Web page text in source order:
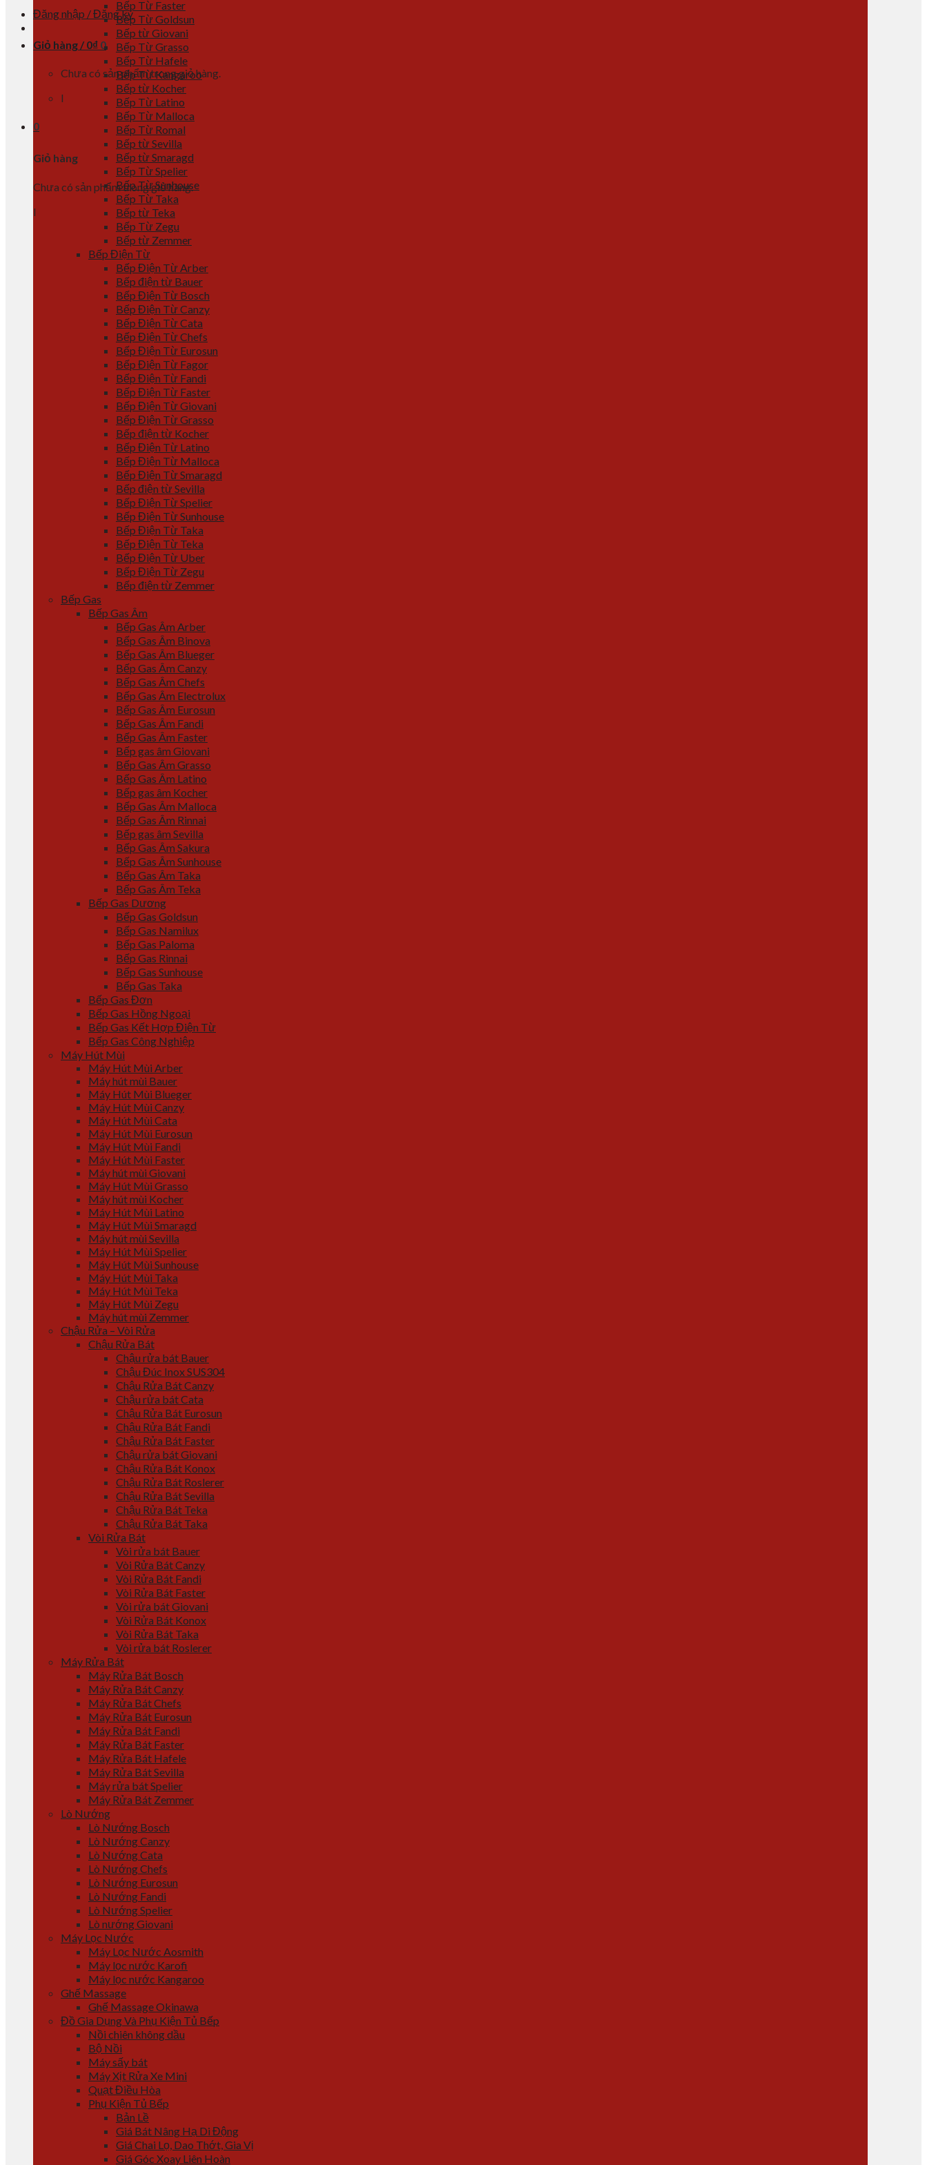
Đăng nhập / Đăng ký
Giỏ hàng / 0₫ 0
Chưa có sản phẩm trong giỏ hàng.
l
0
Giỏ hàng
Chưa có sản phẩm trong giỏ hàng.
l
Bếp Từ Faster
Bếp Từ Goldsun
Bếp từ Giovani
Bếp Từ Grasso
Bếp Từ Hafele
Bếp Từ Kangaroo
Bếp từ Kocher
Bếp Từ Latino
Bếp Từ Malloca
Bếp Từ Romal
Bếp từ Sevilla
Bếp từ Smaragd
Bếp Từ Spelier
Bếp Từ Sunhouse
Bếp Từ Taka
Bếp từ Teka
Bếp Từ Zegu
Bếp từ Zemmer
Bếp Điện Từ
Bếp Điện Từ Arber
Bếp điện từ Bauer
Bếp Điện Từ Bosch
Bếp Điện Từ Canzy
Bếp Điện Từ Cata
Bếp Điện Từ Chefs
Bếp Điện Từ Eurosun
Bếp Điện Từ Fagor
Bếp Điện Từ Fandi
Bếp Điện Từ Faster
Bếp Điện Từ Giovani
Bếp Điện Từ Grasso
Bếp điện từ Kocher
Bếp Điện Từ Latino
Bếp Điện Từ Malloca
Bếp Điện Từ Smaragd
Bếp điện từ Sevilla
Bếp Điện Từ Spelier
Bếp Điện Từ Sunhouse
Bếp Điện Từ Taka
Bếp Điện Từ Teka
Bếp Điện Từ Uber
Bếp Điện Từ Zegu
Bếp điện từ Zemmer
Bếp Gas
Bếp Gas Âm
Bếp Gas Âm Arber
Bếp Gas Âm Binova
Bếp Gas Âm Blueger
Bếp Gas Âm Canzy
Bếp Gas Âm Chefs
Bếp Gas Âm Electrolux
Bếp Gas Âm Eurosun
Bếp Gas Âm Fandi
Bếp Gas Âm Faster
Bếp gas âm Giovani
Bếp Gas Âm Grasso
Bếp Gas Âm Latino
Bếp gas âm Kocher
Bếp Gas Âm Malloca
Bếp Gas Âm Rinnai
Bếp gas âm Sevilla
Bếp Gas Âm Sakura
Bếp Gas Âm Sunhouse
Bếp Gas Âm Taka
Bếp Gas Âm Teka
Bếp Gas Dương
Bếp Gas Goldsun
Bếp Gas Namilux
Bếp Gas Paloma
Bếp Gas Rinnai
Bếp Gas Sunhouse
Bếp Gas Taka
Bếp Gas Đơn
Bếp Gas Hồng Ngoại
Bếp Gas Kết Hợp Điện Từ
Bếp Gas Công Nghiệp
Máy Hút Mùi
Máy Hút Mùi Arber
Máy hút mùi Bauer
Máy Hút Mùi Blueger
Máy Hút Mùi Canzy
Máy Hút Mùi Cata
Máy Hút Mùi Eurosun
Máy Hút Mùi Fandi
Máy Hút Mùi Faster
Máy hút mùi Giovani
Máy Hút Mùi Grasso
Máy hút mùi Kocher
Máy Hút Mùi Latino
Máy Hút Mùi Smaragd
Máy hút mùi Sevilla
Máy Hút Mùi Spelier
Máy Hút Mùi Sunhouse
Máy Hút Mùi Taka
Máy Hút Mùi Teka
Máy Hút Mùi Zegu
Máy hút mùi Zemmer
Chậu Rửa – Vòi Rửa
Chậu Rửa Bát
Chậu rửa bát Bauer
Chậu Đúc Inox SUS304
Chậu Rửa Bát Canzy
Chậu rửa bát Cata
Chậu Rửa Bát Eurosun
Chậu Rửa Bát Fandi
Chậu Rửa Bát Faster
Chậu rửa bát Giovani
Chậu Rửa Bát Konox
Chậu Rửa Bát Roslerer
Chậu Rửa Bát Sevilla
Chậu Rửa Bát Teka
Chậu Rửa Bát Taka
Vòi Rửa Bát
Vòi rửa bát Bauer
Vòi Rửa Bát Canzy
Vòi Rửa Bát Fandi
Vòi Rửa Bát Faster
Vòi rửa bát Giovani
Vòi Rửa Bát Konox
Vòi Rửa Bát Taka
Vòi rửa bát Roslerer
Máy Rửa Bát
Máy Rửa Bát Bosch
Máy Rửa Bát Canzy
Máy Rửa Bát Chefs
Máy Rửa Bát Eurosun
Máy Rửa Bát Fandi
Máy Rửa Bát Faster
Máy Rửa Bát Hafele
Máy Rửa Bát Sevilla
Máy rửa bát Spelier
Máy Rửa Bát Zemmer
Lò Nướng
Lò Nướng Bosch
Lò Nướng Canzy
Lò Nướng Cata
Lò Nướng Chefs
Lò Nướng Eurosun
Lò Nướng Fandi
Lò Nướng Spelier
Lò nướng Giovani
Máy Lọc Nước
Máy Lọc Nước Aosmith
Máy lọc nước Karofi
Máy lọc nước Kangaroo
Ghế Massage
Ghế Massage Okinawa
Đồ Gia Dụng Và Phụ Kiện Tủ Bếp
Nồi chiên không dầu
Bộ Nồi
Máy sấy bát
Máy Xịt Rửa Xe Mini
Quạt Điều Hòa
Phụ Kiện Tủ Bếp
Bản Lề
Giá Bát Nâng Hạ Di Động
Giá Chai Lọ, Dao Thớt, Gia Vị
Giá Góc Xoay Liên Hoàn